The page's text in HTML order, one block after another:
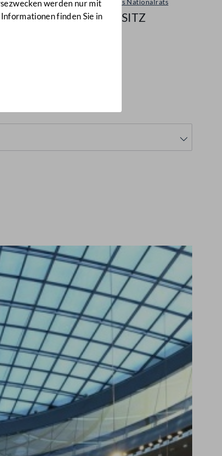
werden nur mit
finden Sie in
Sitzungen des Nationalrats
116/NRSITZ